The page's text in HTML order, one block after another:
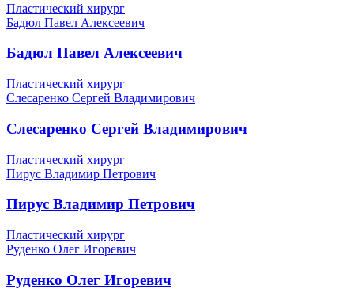
Пластический хирург
Бадюл Павел Алексеевич
Бадюл Павел Алексеевич
Пластический хирург
Слесаренко Сергей Владимирович
Слесаренко Сергей Владимирович
Пластический хирург
Пирус Владимир Петрович
Пирус Владимир Петрович
Пластический хирург
Руденко Олег Игоревич
Руденко Олег Игоревич